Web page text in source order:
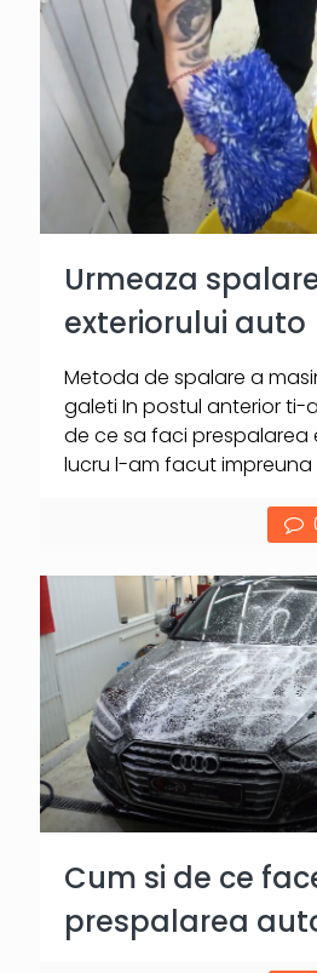
Urmeaza
exteriorului auto
Metoda de spalare a
galeti In postul anterior ti-
de ce sa faci prespalarea
lucru l-am facut impreuna
Cum si de ce
prespalarea